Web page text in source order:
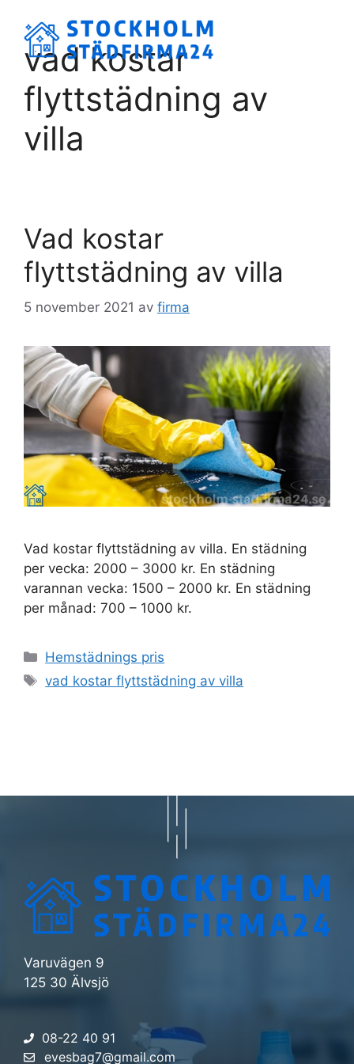
innehållvad kostar
flyttstädning av
villa
Vad kostar
flyttstädning av villa
5 november 2021 av firma
Vad kostar flyttstädning av villa. En städning
per vecka: 2000 – 3000 kr. En städning
varannan vecka: 1500 – 2000 kr. En städning
per månad: 700 – 1000 kr.
Kategorier
Hemstädnings pris
Etiketter
vad kostar flyttstädning av villa
Varuvägen 9
125 30 Älvsjö
08-22 40 91
evesbag7@gmail.com